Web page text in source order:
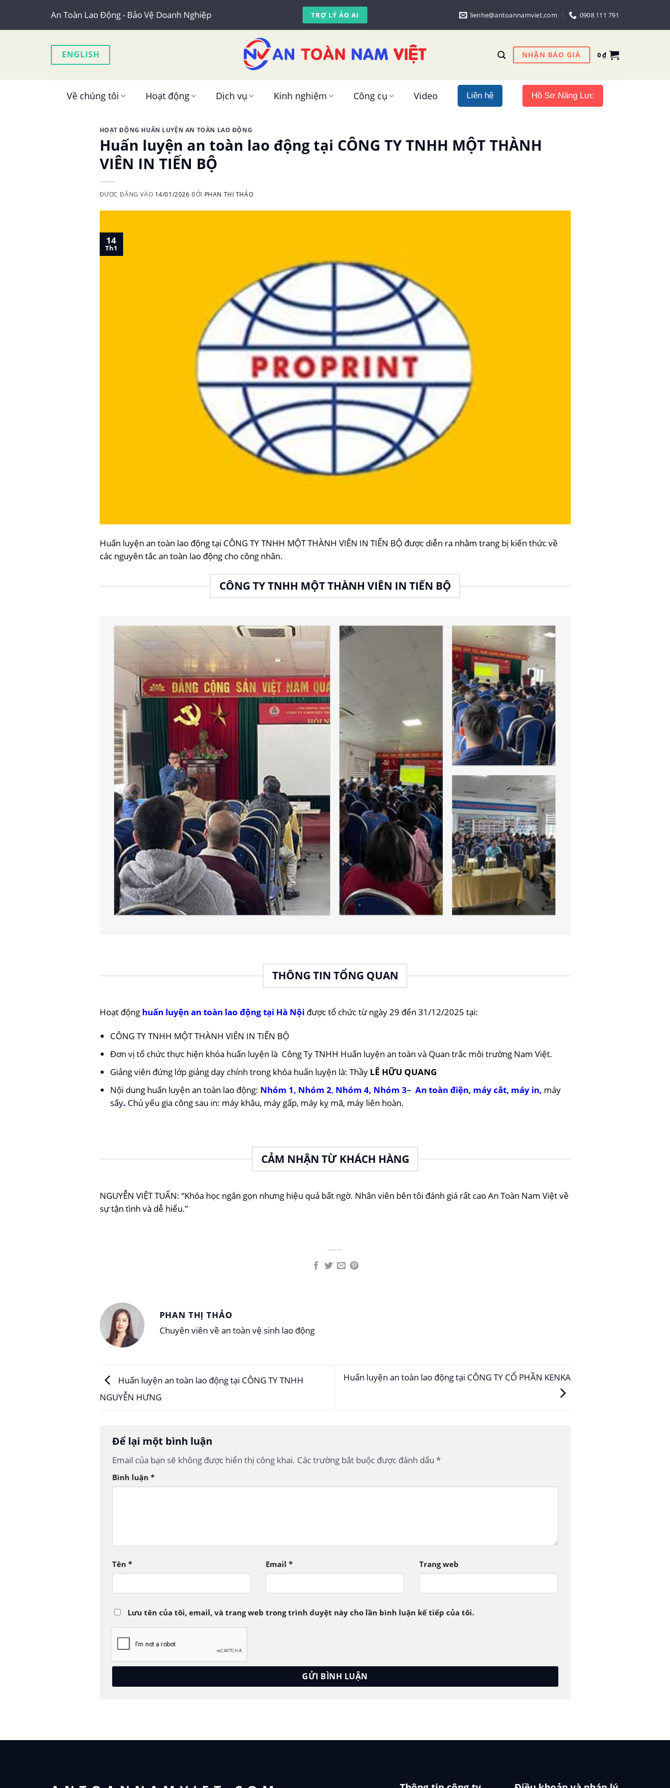
content
An Toàn Lao Động - Bảo Vệ Doanh Nghiệp TRỢ LÝ ẢO AI lienhe@antoannamviet.com 0908 111 791
ENGLISH NHẬN BÁO GIÁ 0₫
Về chúng tôi Hoạt động Dịch vụ Kinh nghiệm Công cụ Video Liên hệ Hồ Sơ Năng Lực
HOẠT ĐỘNG HUẤN LUYỆN AN TOÀN LAO ĐỘNG
Huấn luyện an toàn lao động tại CÔNG TY TNHH MỘT THÀNH
VIÊN IN TIẾN BỘ
ĐƯỢC ĐĂNG VÀO 14/01/2026 BỞI PHAN THỊ THẢO
14
Th1
Huấn luyện an toàn lao động tại CÔNG TY TNHH MỘT THÀNH VIÊN IN TIẾN BỘ được diễn ra nhằm trang bị kiến thức về
các nguyên tắc an toàn lao động cho công nhân.
CÔNG TY TNHH MỘT THÀNH VIÊN IN TIẾN BỘ
THÔNG TIN TỔNG QUAN
Hoạt động huấn luyện an toàn lao động tại Hà Nội được tổ chức từ ngày 29 đến 31/12/2025 tại:
CÔNG TY TNHH MỘT THÀNH VIÊN IN TIẾN BỘ
Đơn vị tổ chức thực hiện khóa huấn luyện là Công Ty TNHH Huấn luyện an toàn và Quan trắc môi trường Nam Việt.
Giảng viên đứng lớp giảng dạy chính trong khóa huấn luyện là: Thầy LÊ HỮU QUANG
Nội dung huấn luyện an toàn lao động: Nhóm 1, Nhóm 2, Nhóm 4, Nhóm 3–An toàn điện, máy cắt, máy in, máy
sấy. Chủ yếu gia công sau in: máy khâu, máy gấp, máy kỵ mã, máy liên hoàn.
CẢM NHẬN TỪ KHÁCH HÀNG
NGUYỄN VIỆT TUẤN: “Khóa học ngắn gọn nhưng hiệu quả bất ngờ. Nhân viên bên tôi đánh giá rất cao An Toàn Nam Việt về
sự tận tình và dễ hiểu.”
PHAN THỊ THẢO
Chuyên viên về an toàn vệ sinh lao động
Huấn luyện an toàn lao động tại CÔNG TY TNHH
NGUYỄN HƯNG
Huấn luyện an toàn lao động tại CÔNG TY CỔ PHẦN KENKA
Để lại một bình luận
Email của bạn sẽ không được hiển thị công khai. Các trường bắt buộc được đánh dấu *
Bình luận *
Tên * Email * Trang web
Lưu tên của tôi, email, và trang web trong trình duyệt này cho lần bình luận kế tiếp của tôi.